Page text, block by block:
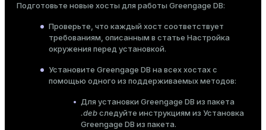
Подготовьте новые хосты для работы Greengage DB:
Проверьте, что каждый хост соответствует
требованиям, описанным в статье Настройка
окружения перед установкой.
Установите Greengage DB на всех хостах с
помощью одного из поддерживаемых методов:
Для установки Greengage DB из пакета
.debследуйте инструкциям из Установка
Greengage DB из пакета.